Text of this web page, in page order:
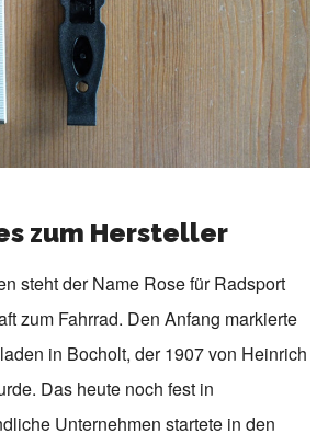
zum Hersteller
steht der Name Rose für Radsport
zum Fahrrad. Den Anfang markierte
in Bocholt, der 1907 von Heinrich
Das heute noch fest in
Unternehmen startete in den